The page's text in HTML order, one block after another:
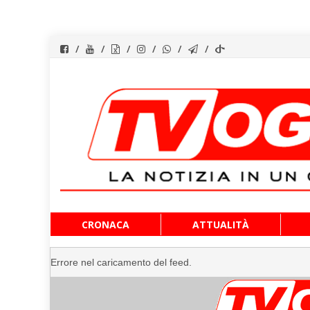
al
contenuto
CRONACA ATTUALITÀ
Errore nel caricamento del feed.